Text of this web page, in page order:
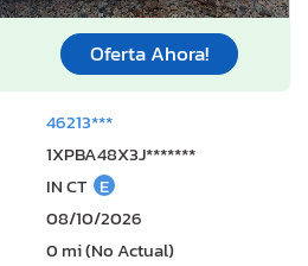
Oferta Ahora!
46213***
1XPBA48X3J*******
IN CT E
08/10/2026
0 mi (No Actual)